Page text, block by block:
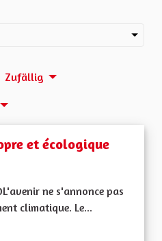
Zufällig
et écologique
ne s'annonce pas
climatique. Le...